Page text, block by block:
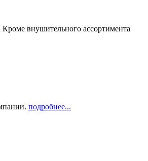
внушительного ассортимента
подробнее...